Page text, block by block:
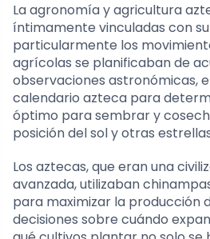
La agronomía y agricultura
íntimamente vinculadas con
particularmente los
agrícolas se planificaban de
observaciones astronómicas,
calendario azteca para
óptimo para sembrar y
posición del sol y otras
Los aztecas, que eran una
avanzada, utilizaban
para maximizar la producción
decisiones sobre cuándo